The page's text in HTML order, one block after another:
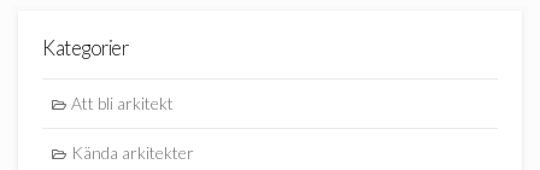
Kategorier
Att bli arkitekt
Kända arkitekter